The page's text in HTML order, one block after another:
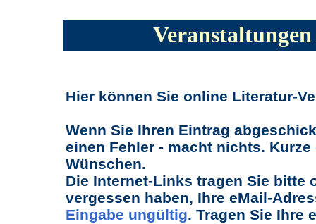
Hier können Sie online Literatur-
Wenn Sie Ihren Eintrag
einen Fehler - macht nichts.
Wünschen.
Die Internet-Links tragen Sie bitte
vergessen haben, Ihre eMail-
Eingabe ungültig. Tragen Sie Ihre